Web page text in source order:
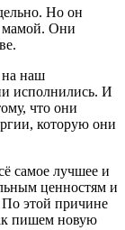
Но он
мамой. Они
на наш
исполнились. И
что они
которую они
самое лучшее и
ценностям и
этой причине
пишем новую